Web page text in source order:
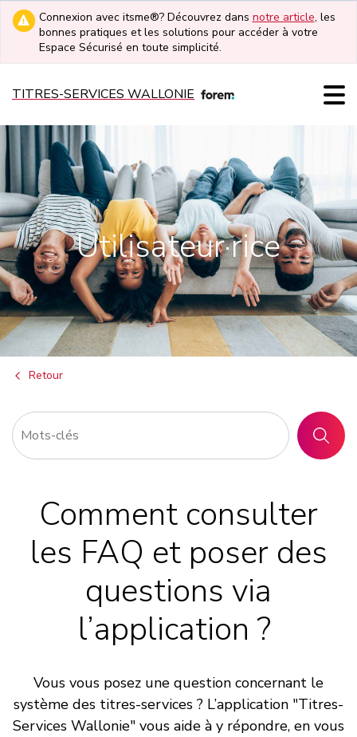
Connexion avec itsme®? Découvrez dans notre article, les
bonnes pratiques et les solutions pour accéder à votre
Espace Sécurisé en toute simplicité.
TITRES-SERVICES WALLONIE
Utilisateur·rice
Retour
Comment consulter
les FAQ et poser des
questions via
l’application ?
Vous vous posez une question concernant le
système des titres-services ? L’application "Titres-
Services Wallonie" vous aide à y répondre, en vous